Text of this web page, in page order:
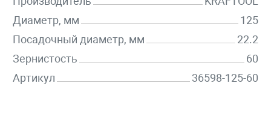
Диаметр, мм
125
Посадочный диаметр, мм
22.2
Зернистость
60
Артикул
36598-125-60